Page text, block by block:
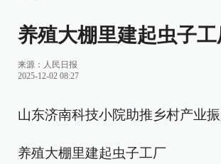
养殖大棚里建起虫子工
来源： 人民日报
2025-12-02 08:27
山东济南科技小院助推乡村产业
养殖大棚里建起虫子工厂